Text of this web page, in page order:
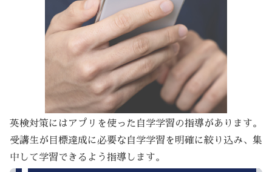
英検対策にはアプリを使った自学学習の指導があります。
受講生が目標達成に必要な自学学習を明確に絞り込み、集
中して学習できるよう指導します。